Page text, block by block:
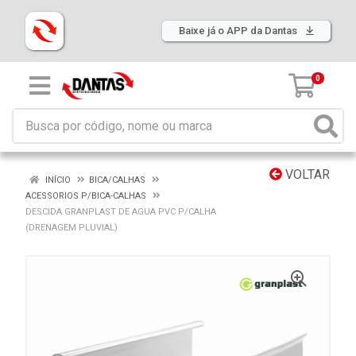
Baixe já o APP da Dantas
0
VOLTAR
INÍCIO
BICA/CALHAS
ACESSORIOS P/BICA-CALHAS
DESCIDA GRANPLAST DE AGUA PVC P/CALHA
(DRENAGEM PLUVIAL)